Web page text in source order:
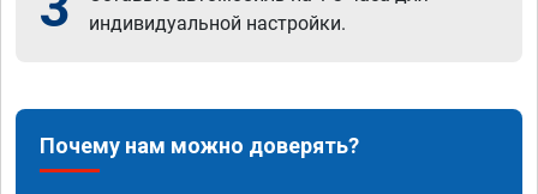
индивидуальной настройки.
Почему нам можно доверять?